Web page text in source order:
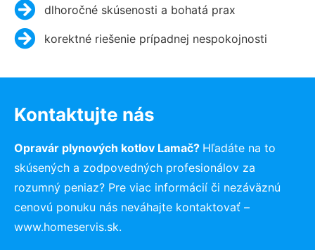
dlhoročné skúsenosti a bohatá prax
korektné riešenie prípadnej nespokojnosti
Kontaktujte nás
Opravár plynových kotlov Lamač? Hľadáte na to
skúsených a zodpovedných profesionálov za
rozumný peniaz? Pre viac informácií či nezáväznú
cenovú ponuku nás neváhajte kontaktovať –
www.homeservis.sk.